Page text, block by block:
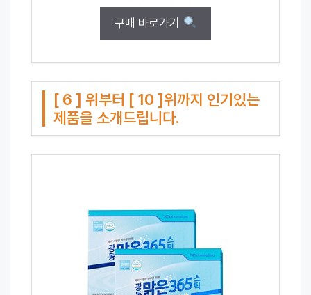
구매 바로가기
[ 6 ] 위부터 [ 10 ]위까지 인기있는
제품을 소개드립니다.